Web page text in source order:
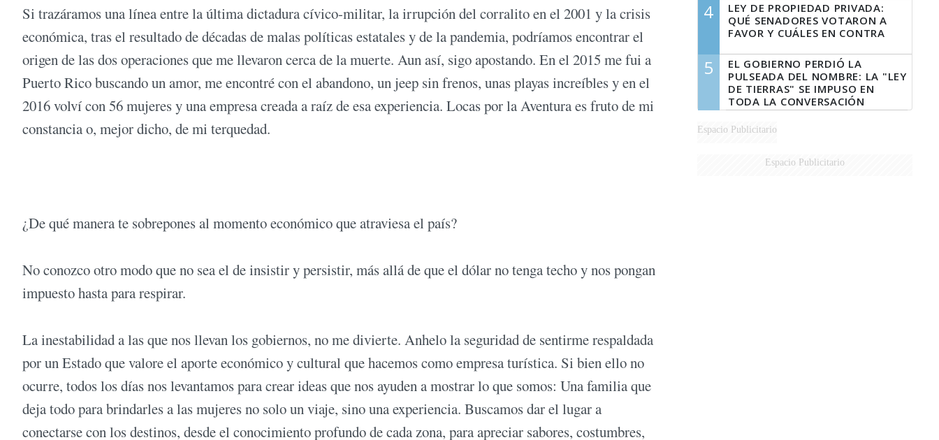
Si trazáramos una línea entre la última dictadura cívico-militar, la irrupción del corralito en el 2001 y la crisis
económica, tras el resultado de décadas de malas políticas estatales y de la pandemia, podríamos encontrar el
origen de las dos operaciones que me llevaron cerca de la muerte. Aun así, sigo apostando. En el 2015 me fui a
Puerto Rico buscando un amor, me encontré con el abandono, un jeep sin frenos, unas playas increíbles y en el
2016 volví con 56 mujeres y una empresa creada a raíz de esa experiencia. Locas por la Aventura es fruto de mi
constancia o, mejor dicho, de mi terquedad.
¿De qué manera te sobrepones al momento económico que atraviesa el país?
No conozco otro modo que no sea el de insistir y persistir, más allá de que el dólar no tenga techo y nos pongan
impuesto hasta para respirar.
La inestabilidad a las que nos llevan los gobiernos, no me divierte. Anhelo la seguridad de sentirme respaldada
por un Estado que valore el aporte económico y cultural que hacemos como empresa turística. Si bien ello no
ocurre, todos los días nos levantamos para crear ideas que nos ayuden a mostrar lo que somos: Una familia que
deja todo para brindarles a las mujeres no solo un viaje, sino una experiencia. Buscamos dar el lugar a
conectarse con los destinos, desde el conocimiento profundo de cada zona, para apreciar sabores, costumbres,
4
LEY DE PROPIEDAD PRIVADA:
QUÉ SENADORES VOTARON A
FAVOR Y CUÁLES EN CONTRA
5
EL GOBIERNO PERDIÓ LA
PULSEADA DEL NOMBRE: LA "LEY
DE TIERRAS" SE IMPUSO EN
TODA LA CONVERSACIÓN
DIGITAL
Espacio Publicitario
Espacio Publicitario